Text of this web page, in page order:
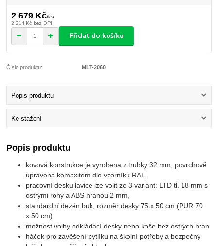
2 679 Kč/ks
2 214 Kč bez DPH
Přidat do košíku
Číslo produktu: MLT-2060
Popis produktu
Ke stažení
Popis produktu
kovová konstrukce je vyrobena z trubky 32 mm, povrchově
upravena komaxitem dle vzorníku RAL
pracovní desku lavice lze volit ze 3 variant: LTD tl. 18 mm s
ostrými rohy a ABS hranou 2 mm,
standardní dezén buk, rozměr desky 75 x 50 cm (PUR 70
x 50 cm)
možnost volby odkládací desky nebo koše bez ostrých hran
háček pro zavěšení pytlíku na školní potřeby a bezpečný